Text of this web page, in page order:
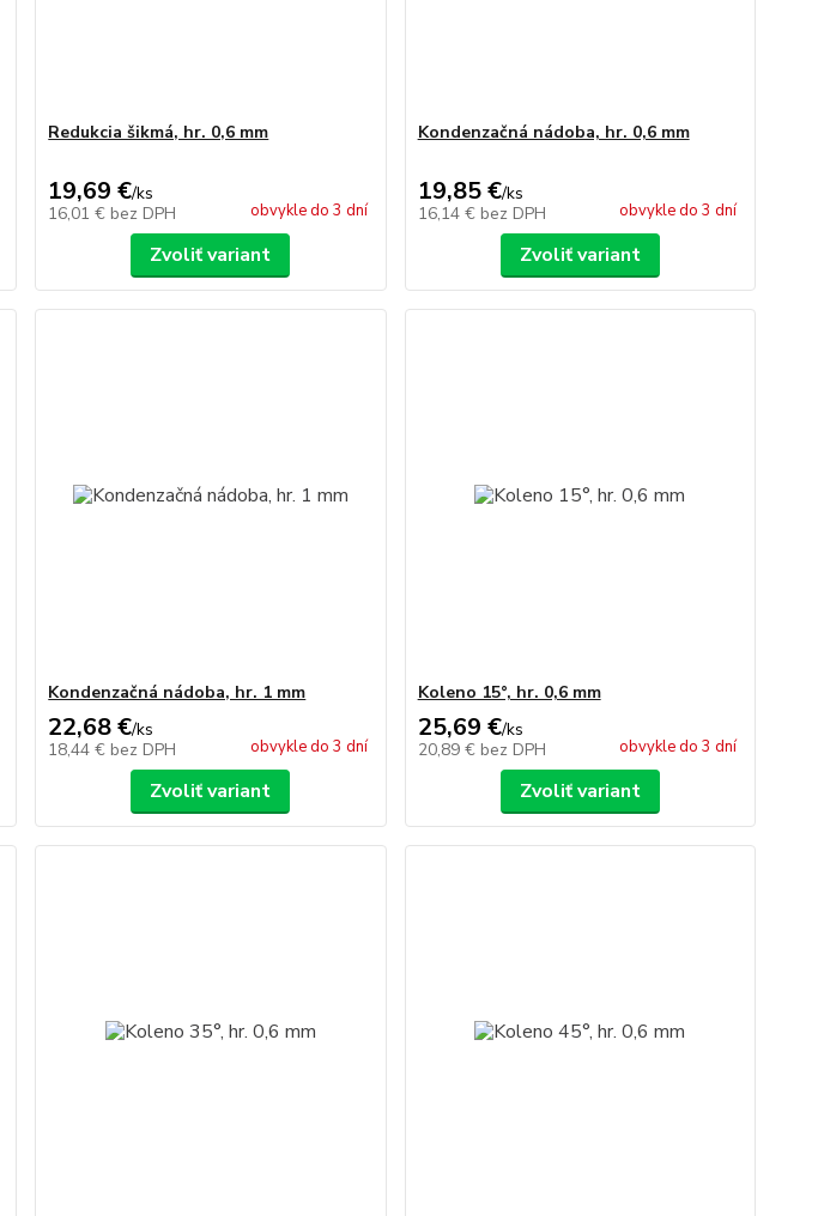
Redukcia šikmá, hr. 0,6 mm
19,69 €/ks
16,01 € bez DPH obvykle do 3 dní
Zvoliť variant
Kondenzačná nádoba, hr. 0,6 mm
19,85 €/ks
16,14 € bez DPH obvykle do 3 dní
Zvoliť variant
Kondenzačná nádoba, hr. 1 mm
22,68 €/ks
18,44 € bez DPH obvykle do 3 dní
Zvoliť variant
Koleno 15°, hr. 0,6 mm
25,69 €/ks
20,89 € bez DPH obvykle do 3 dní
Zvoliť variant